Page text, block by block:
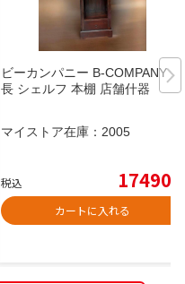
ビーカンパニー B-COMPANY 縦
長 シェルフ 本棚 店舗什器
マイストア在庫： 2005
税込 17490
カートに入れる